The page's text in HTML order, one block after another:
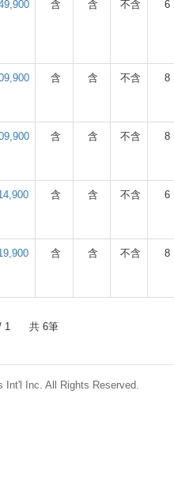
含 含 不含 6
含 含 不含 8
含 含 不含 8
含 含 不含 6
含 含 不含 8
1 共 6筆
Int'l Inc. All Rights Reserved.